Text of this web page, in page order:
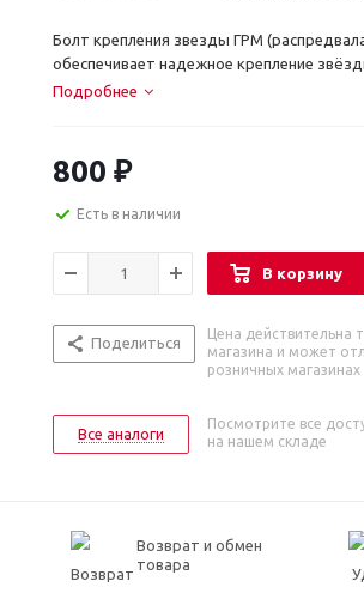
Болт крепления звезды ГРМ
обеспечивает надежное крепление
Подробнее
800 ₽
Есть в наличии
В корзину
Поделиться
Цена действительна
магазина и может
розничных магазинах
Все аналоги
Посмотрите все
на нашем складе
Возврат и обмен
товара